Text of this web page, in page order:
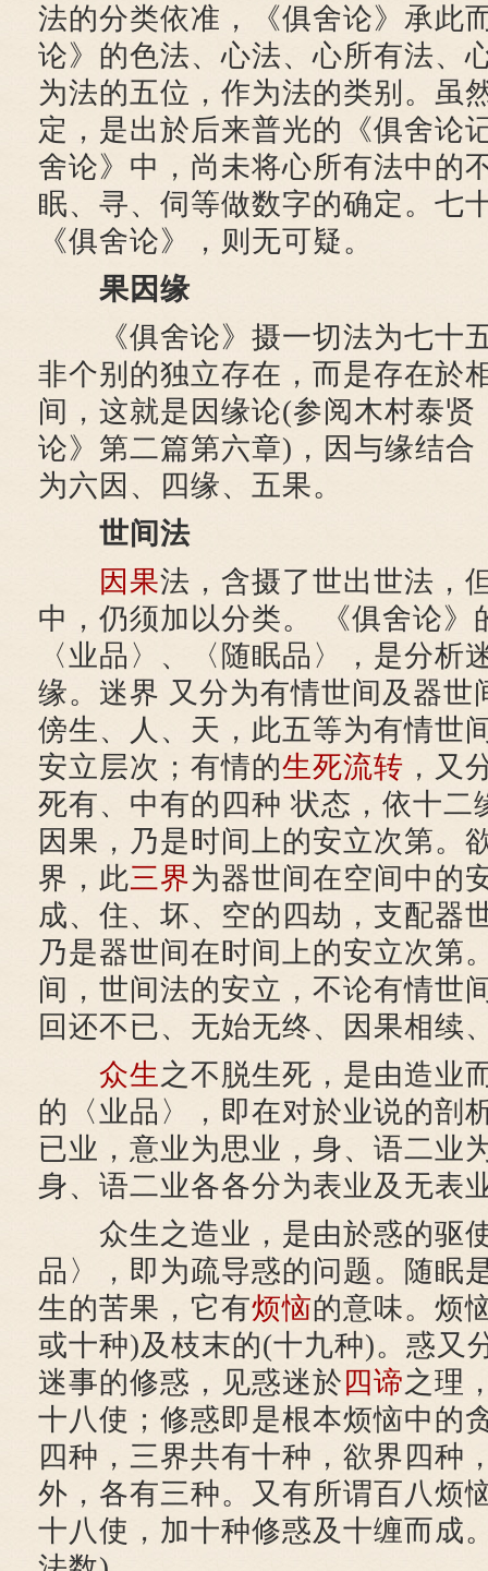
法的分类依准，《俱舍论》承此
论》的色法、心法、心所有法、
为法的五位，作为法的类别。虽
定，是出於后来普光的《俱舍论
舍论》中，尚未将心所有法中的
眠、寻、伺等做数字的确定。七
《俱舍论》，则无可疑。
果因缘
《俱舍论》摄一切法为七十
非个别的独立存在，而是存在於
间，这就是因缘论(参阅木村泰贤
论》第二篇第六章)，因与缘结合
为六因、四缘、五果。
世间法
因果法，含摄了世出世法，
中，仍须加以分类。 《俱舍论》
〈业品〉、〈随眠品〉，是分析
缘。迷界 又分为有情世间及器世
傍生、人、天，此五等为有情世
安立层次；有情的生死流转 ，又
死有、中有的四种 状态，依十二
因果，乃是时间上的安立次第。
界，此三界为器世间在空间中的
成、住、坏、空的四劫，支配器
乃是器世间在时间上的安立次第
间，世间法的安立，不论有情世
回还不已、无始无终、因果相续
众生 之不脱生死，是由造业
的〈业品〉，即在对於业说的剖
已业，意业为思业，身、语二业
身、语二业各各分为表业及无表
众生之造业，是由於惑的驱
品〉，即为疏导惑的问题。随眠
生的苦果，它有烦恼的意味。烦
或十种)及枝末的(十九种)。惑又
迷事的修惑，见惑迷於 四谛之理
十八使；修惑即是根本烦恼中的
四种，三界共有十种，欲界四种
外，各有三种。又有所谓百八烦
十八使，加十种修惑及十缠而成